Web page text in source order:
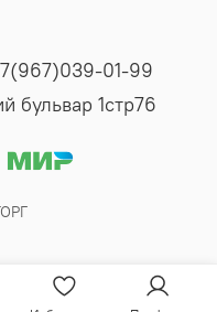
01-99
бульвар 1стр76